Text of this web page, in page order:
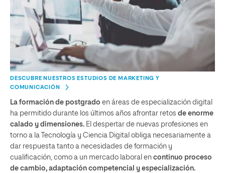
DESCUBRE NUESTROS ESTUDIOS DE MARKETING Y
COMUNICACIÓN
La formación de postgrado en áreas de especialización digital
ha permitido durante los últimos años afrontar retos de enorme
calado y dimensiones. El despertar de nuevas profesiones en
torno a la Tecnología y Ciencia Digital obliga necesariamente a
dar respuesta tanto a necesidades de formación y
cualificación, como a un mercado laboral en continuo proceso
de cambio, adaptación competencial y especialización.